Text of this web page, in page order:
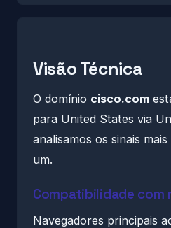
Visão Técnica
O domínio cisco.com
para United States via
analisamos os sinais
um.
Compatibilidade com
Navegadores principais